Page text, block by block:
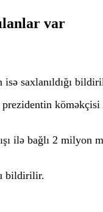
var
isə saxlanıldığı
ilə bağlı 2 milyon
bildirilir.